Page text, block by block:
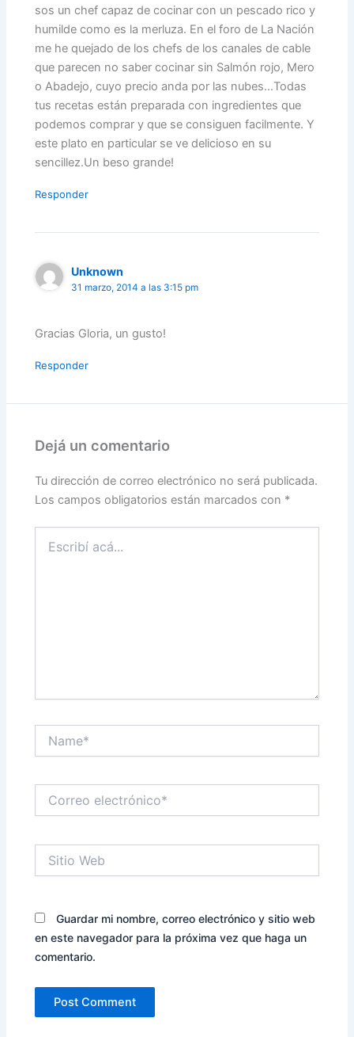
sos un chef capaz de cocinar con un pescado rico y
humilde como es la merluza. En el foro de La Nación
me he quejado de los chefs de los canales de cable
que parecen no saber cocinar sin Salmón rojo, Mero
o Abadejo, cuyo precio anda por las nubes…Todas
tus recetas están preparada con ingredientes que
podemos comprar y que se consiguen facilmente. Y
este plato en particular se ve delicioso en su
sencillez.Un beso grande!
Responder
Unknown
31 marzo, 2014 a las 3:15 pm
Gracias Gloria, un gusto!
Responder
Dejá un comentario
Tu dirección de correo electrónico no será publicada.
Los campos obligatorios están marcados con *
acá...
electrónico*
Web
Guardar mi nombre, correo electrónico y sitio web
en este navegador para la próxima vez que haga un
comentario.